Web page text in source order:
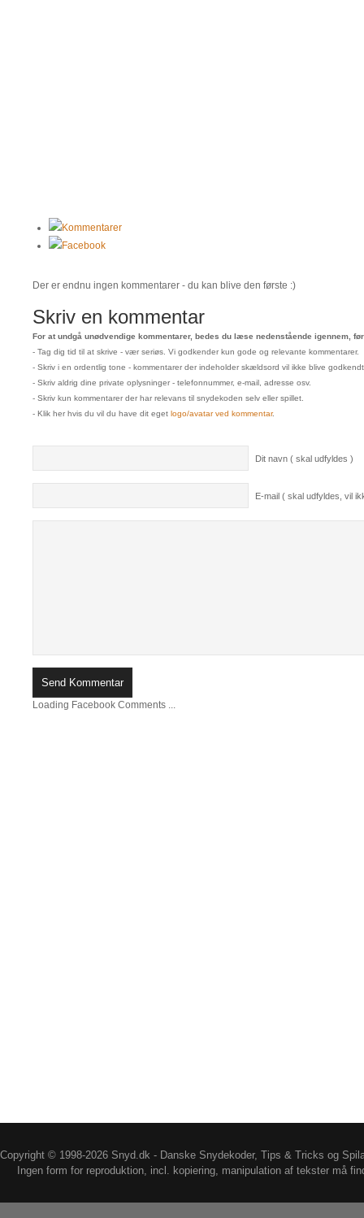
Kommentarer
Facebook
Der er endnu ingen kommentarer - du kan blive den første :)
Skriv en kommentar
For at undgå unødvendige kommentarer, bedes du læse nedenstående igennem,
- Tag dig tid til at skrive - vær seriøs. Vi godkender kun gode og relevante kommentarer.
- Skriv i en ordentlig tone - kommentarer der indeholder skældsord vil ikke blive
- Skriv aldrig dine private oplysninger - telefonnummer, e-mail, adresse osv.
- Skriv kun kommentarer der har relevans til snydekoden selv eller spillet.
- Klik her hvis du vil du have dit eget logo/avatar ved kommentar.
Dit navn ( skal udfyldes )
E-mail ( skal udfyldes, vil
Loading Facebook Comments ...
Copyright © 1998-2026 Snyd.dk - Danske Snydekoder, Tips & Tricks og
Ingen form for reproduktion, incl. kopiering, manipulation af tekster må